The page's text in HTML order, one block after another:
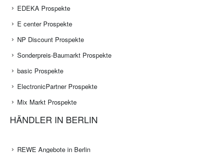
EDEKA Prospekte
E center Prospekte
NP Discount Prospekte
Sonderpreis-Baumarkt Prospekte
basic Prospekte
ElectronicPartner Prospekte
Mix Markt Prospekte
HÄNDLER IN BERLIN
REWE Angebote in Berlin